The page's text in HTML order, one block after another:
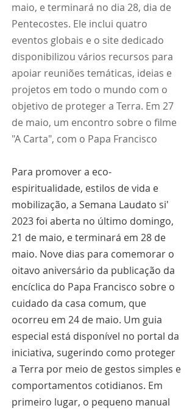
maio, e terminará no dia 28, dia de
Pentecostes. Ele inclui quatro
eventos globais e o site dedicado
disponibilizou vários recursos para
apoiar reuniões temáticas, ideias e
projetos em todo o mundo com o
objetivo de proteger a Terra. Em 27
de maio, um encontro sobre o filme
"A Carta", com o Papa Francisco
Para promover a eco-
espiritualidade, estilos de vida e
mobilização, a Semana Laudato si'
2023 foi aberta no último domingo,
21 de maio, e terminará em 28 de
maio. Nove dias para comemorar o
oitavo aniversário da publicação da
encíclica do Papa Francisco sobre o
cuidado da casa comum, que
ocorreu em 24 de maio. Um guia
especial está disponível no portal da
iniciativa, sugerindo como proteger
a Terra por meio de gestos simples e
comportamentos cotidianos. Em
primeiro lugar, o pequeno manual